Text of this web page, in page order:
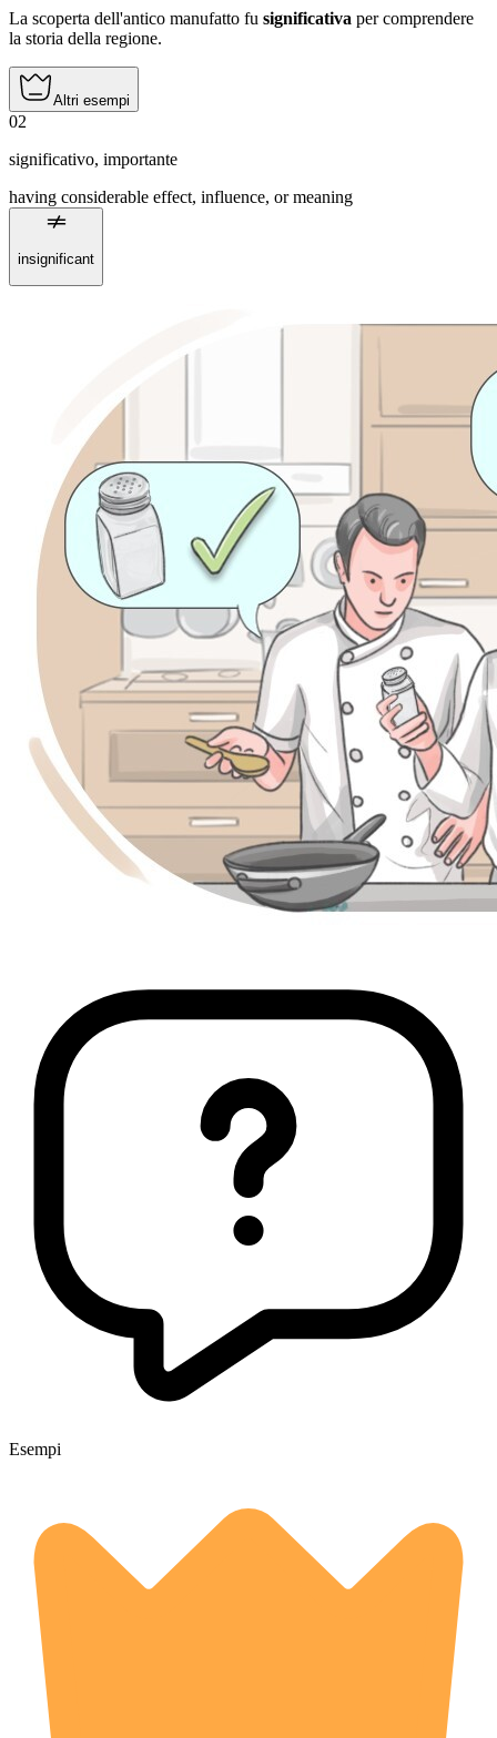
La scoperta dell'antico manufatto fu significativa per comprendere
la storia della regione.
Altri esempi
02
significativo, importante
having considerable effect, influence, or meaning
insignificant
Esempi